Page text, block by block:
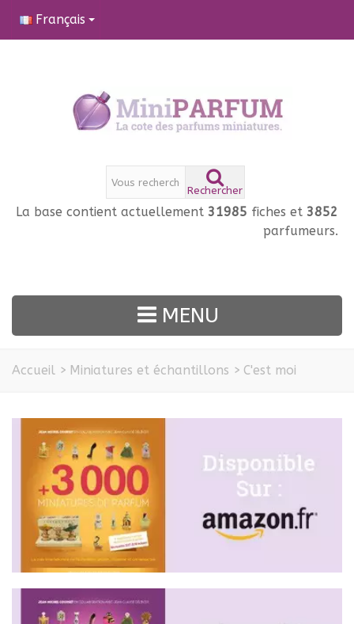
Français
Rechercher
La base contient actuellement 31985 fiches et 3852
parfumeurs.
MENU
Accueil > Miniatures et échantillons > C'est moi